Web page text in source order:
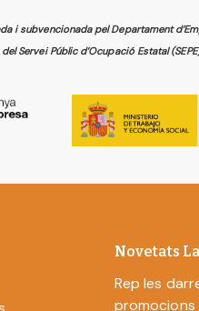
i subvencionada pel Departament
Servei Públic d’Ocupació Estatal
Novetats
Rep les
promocions